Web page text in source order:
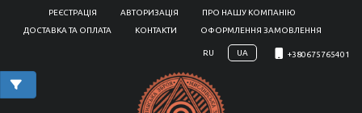
РЕЄСТРАЦІЯ АВТОРИЗАЦІЯ
ПРО НАШУ КОМПАНІЮ
ДОСТАВКА ТА ОПЛАТА
КОНТАКТИ ОФОРМЛЕННЯ ЗАМОВЛЕННЯ
RU UA +380675765401